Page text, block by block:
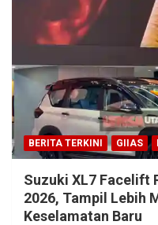
BERITA TERKINI GIIAS
Suzuki XL7 Facelift
2026, Tampil Lebih
Keselamatan Baru